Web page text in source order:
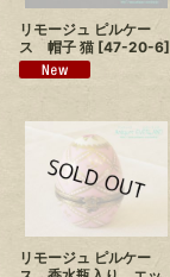
リモージュ ピルケー
ス 帽子 猫 [47-20-6]
リモージュ ピルケー